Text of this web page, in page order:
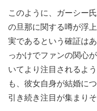
このように、ガーシー
の旦那に関する噂が浮
実であるという確証は
っかけでファンの関心
いてより注目されるよ
も、彼女自身が結婚に
引き続き注目が集まりそ